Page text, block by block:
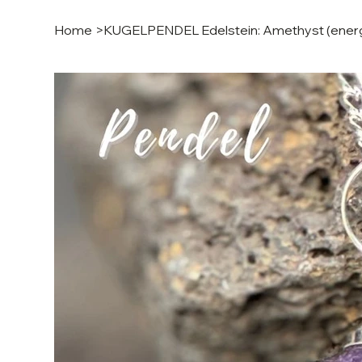
Home >KUGELPENDEL Edelstein: Amethyst